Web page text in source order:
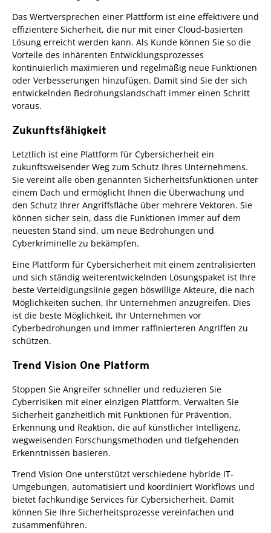
Das Wertversprechen einer Plattform ist eine effektivere und
effizientere Sicherheit, die nur mit einer Cloud-basierten
Lösung erreicht werden kann. Als Kunde können Sie so die
Vorteile des inhärenten Entwicklungsprozesses
kontinuierlich maximieren und regelmäßig neue Funktionen
oder Verbesserungen hinzufügen. Damit sind Sie der sich
entwickelnden Bedrohungslandschaft immer einen Schritt
voraus.
Zukunftsfähigkeit
Letztlich ist eine Plattform für Cybersicherheit ein
zukunftsweisender Weg zum Schutz Ihres Unternehmens.
Sie vereint alle oben genannten Sicherheitsfunktionen unter
einem Dach und ermöglicht Ihnen die Überwachung und
den Schutz Ihrer Angriffsfläche über mehrere Vektoren. Sie
können sicher sein, dass die Funktionen immer auf dem
neuesten Stand sind, um neue Bedrohungen und
Cyberkriminelle zu bekämpfen.
Eine Plattform für Cybersicherheit mit einem zentralisierten
und sich ständig weiterentwickelnden Lösungspaket ist Ihre
beste Verteidigungslinie gegen böswillige Akteure, die nach
Möglichkeiten suchen, Ihr Unternehmen anzugreifen. Dies
ist die beste Möglichkeit, Ihr Unternehmen vor
Cyberbedrohungen und immer raffinierteren Angriffen zu
schützen.
Trend Vision One Platform
Stoppen Sie Angreifer schneller und reduzieren Sie
Cyberrisiken mit einer einzigen Plattform. Verwalten Sie
Sicherheit ganzheitlich mit Funktionen für Prävention,
Erkennung und Reaktion, die auf künstlicher Intelligenz,
wegweisenden Forschungsmethoden und tiefgehenden
Erkenntnissen basieren.
Trend Vision One unterstützt verschiedene hybride IT-
Umgebungen, automatisiert und koordiniert Workflows und
bietet fachkundige Services für Cybersicherheit. Damit
können Sie Ihre Sicherheitsprozesse vereinfachen und
zusammenführen.